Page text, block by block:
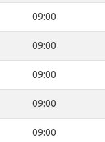
09:00
09:00
09:00
09:00
09:00